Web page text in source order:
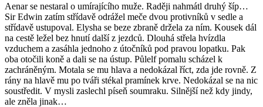
Aenar se nestaral o umírajícího muže. Raději nahmátl druhý šíp…
Sir Edwin zatím střídavě odrážel meče dvou protivníků v sedle a
střídavě ustupoval. Elysha se beze zbraně držela za ním. Kousek dál
na cestě ležel bez hnutí další z jezdců. Dlouhá střela hvízdla
vzduchem a zasáhla jednoho z útočníků pod pravou lopatku. Pak
oba otočili koně a dali se na ústup. Půlelf pomalu scházel k
zachráněným. Motala se mu hlava a nedokázal říct, zda jde rovně. Z
rány na hlavě mu po tváři stékal pramínek krve. Nedokázal se na nic
soustředit. V mysli zaslechl píseň soumraku. Silnější než kdy jindy,
ale zněla jinak…